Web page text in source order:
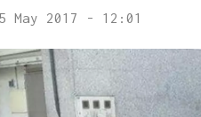
May 2017 - 12:01